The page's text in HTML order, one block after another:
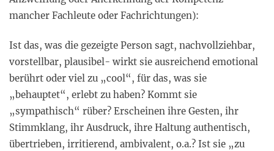
mancher Fachleute oder Fachrichtungen):
Ist das, was die gezeigte Person sagt, nachvollziehbar,
vorstellbar, plausibel- wirkt sie ausreichend emotional
berührt oder viel zu „cool“, für das, was sie
„behauptet“, erlebt zu haben? Kommt sie
„sympathisch“ rüber? Erscheinen ihre Gesten, ihr
Stimmklang, ihr Ausdruck, ihre Haltung authentisch,
übertrieben, irritierend, ambivalent, o.a.? Ist sie „zu